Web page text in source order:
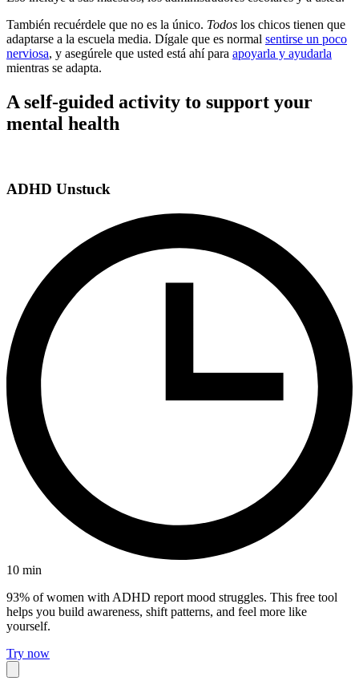
También recuérdele que no es la único. Todos los chicos tienen que
adaptarse a la escuela media. Dígale que es normal sentirse un poco
nerviosa, y asegúrele que usted está ahí para apoyarla y ayudarla
mientras se adapta.
A self-guided activity to support your
mental health
ADHD Unstuck
10 min
93% of women with ADHD report mood struggles. This free tool
helps you build awareness, shift patterns, and feel more like
yourself.
Try now